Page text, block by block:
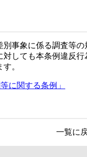
事象に係る調査等
しても本条例違反
。
に関する条例」
一覧に